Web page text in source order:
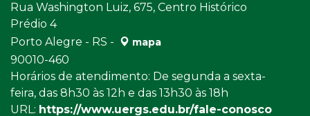
Rua Washington Luiz, 675, Centro Histórico
Prédio 4
Porto Alegre - RS -
mapa
90010-460
Horários de atendimento: De segunda a sexta-
feira, das 8h30 às 12h e das 13h30 às 18h
URL: https://www.uergs.edu.br/fale-conosco